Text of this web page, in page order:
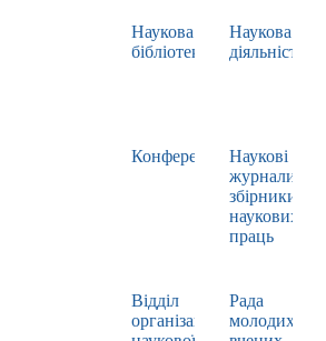
Наукова
бібліотека
Наукова
діяльність
Конференції
Наукові
журнали,
збірники
наукових
праць
Відділ
організації
Рада
молодих